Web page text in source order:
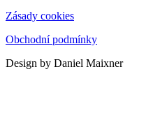
Zásady cookies
Obchodní podmínky
Design by Daniel Maixner